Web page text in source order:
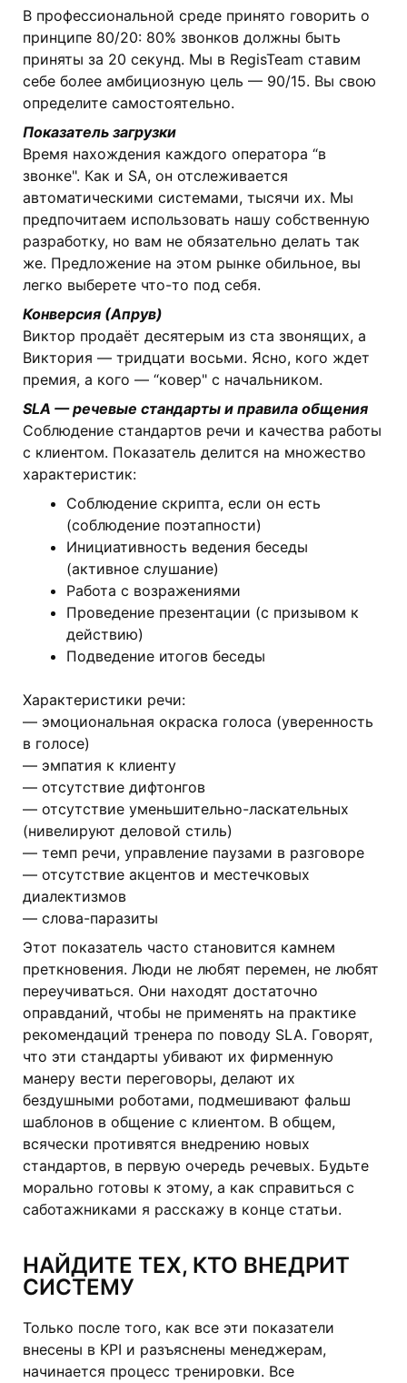
В профессиональной среде принято говорить о
принципе 80/20: 80% звонков должны быть
приняты за 20 секунд. Мы в RegisTeam ставим
себе более амбициозную цель — 90/15. Вы свою
определите самостоятельно.
Показатель загрузки
Время нахождения каждого оператора “в
звонке". Как и SA, он отслеживается
автоматическими системами, тысячи их. Мы
предпочитаем использовать нашу собственную
разработку, но вам не обязательно делать так
же. Предложение на этом рынке обильное, вы
легко выберете что-то под себя.
Конверсия (Апрув)
Виктор продаёт десятерым из ста звонящих, а
Виктория — тридцати восьми. Ясно, кого ждет
премия, а кого — “ковер" с начальником.
SLA — речевые стандарты и правила общения
Соблюдение стандартов речи и качества работы
с клиентом. Показатель делится на множество
характеристик:
Соблюдение скрипта, если он есть
(соблюдение поэтапности)
Инициативность ведения беседы
(активное слушание)
Работа с возражениями
Проведение презентации (с призывом к
действию)
Подведение итогов беседы
Характеристики речи:
— эмоциональная окраска голоса (уверенность
в голосе)
— эмпатия к клиенту
— отсутствие дифтонгов
— отсутствие уменьшительно-ласкательных
(нивелируют деловой стиль)
— темп речи, управление паузами в разговоре
— отсутствие акцентов и местечковых
диалектизмов
— слова-паразиты
Этот показатель часто становится камнем
преткновения. Люди не любят перемен, не любят
переучиваться. Они находят достаточно
оправданий, чтобы не применять на практике
рекомендаций тренера по поводу SLA. Говорят,
что эти стандарты убивают их фирменную
манеру вести переговоры, делают их
бездушными роботами, подмешивают фальш
шаблонов в общение с клиентом. В общем,
всячески противятся внедрению новых
стандартов, в первую очередь речевых. Будьте
морально готовы к этому, а как справиться с
саботажниками я расскажу в конце статьи.
НАЙДИТЕ ТЕХ, КТО ВНЕДРИТ
СИСТЕМУ
Только после того, как все эти показатели
внесены в KPI и разъяснены менеджерам,
начинается процесс тренировки. Все